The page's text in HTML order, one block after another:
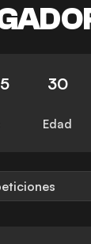
30
Edad